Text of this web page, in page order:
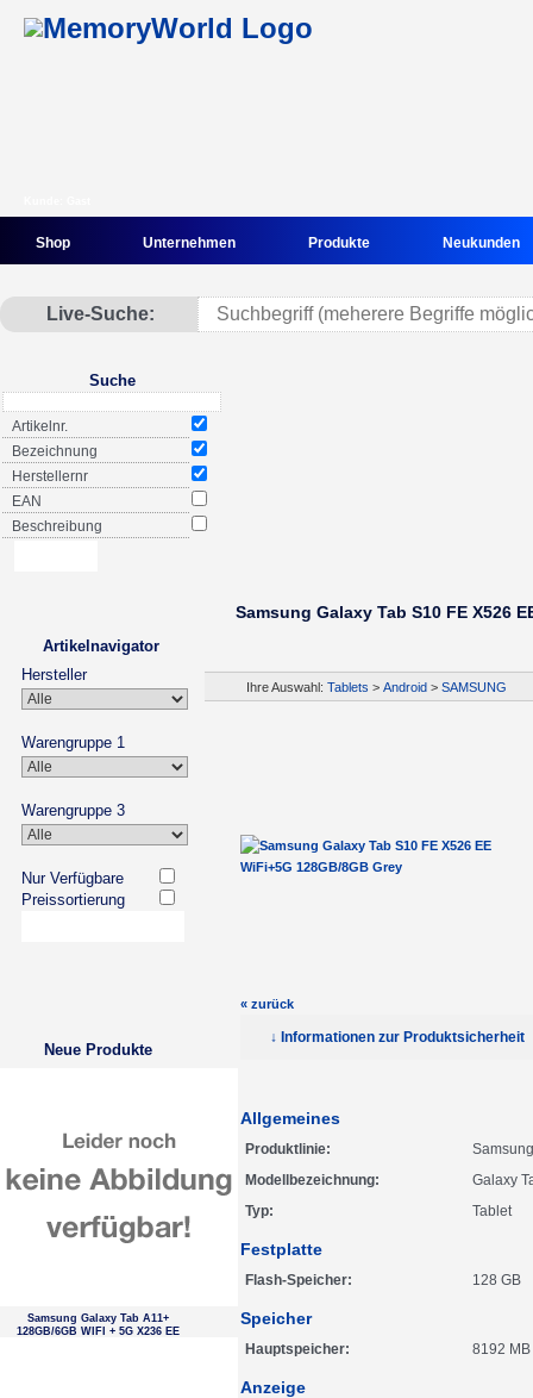
Shop Unternehmen Produkte Neukunden
Live-Suche:
Suche
Artikelnr.
Bezeichnung
Herstellernr
EAN
Beschreibung
Artikelnavigator
Hersteller
Warengruppe 1
Warengruppe 3
Nur Verfügbare
Preissortierung
Neue Produkte
Samsung Galaxy Tab A11+
128GB/6GB WIFI + 5G X236 EE
Samsung Galaxy Tab S10 FE X526
Ihre Auswahl: Tablets > Android > SAMSUNG
« zurück
↓ Informationen zur Produktsicherheit
Allgemeines
Produktlinie
Modellbezeichnung
Galaxy
Typ
Tablet
Festplatte
Flash-Speicher 128 GB
Speicher
Hauptspeicher 8192 MB
Anzeige